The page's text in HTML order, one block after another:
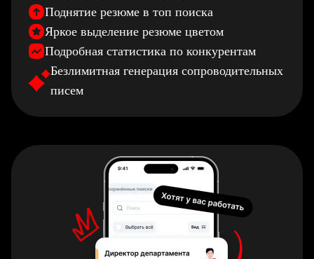
Поднятие резюме в топ поиска
Яркое выделение резюме цветом
Подробная статистика по конкурентам
Безлимитная генерация сопроводительных
писем